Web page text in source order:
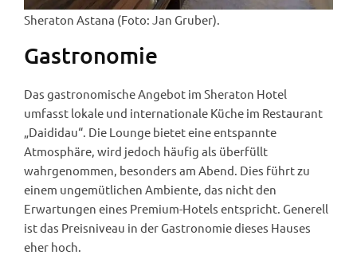
Sheraton Astana (Foto: Jan Gruber).
Gastronomie
Das gastronomische Angebot im Sheraton Hotel
umfasst lokale und internationale Küche im Restaurant
„Daididau“. Die Lounge bietet eine entspannte
Atmosphäre, wird jedoch häufig als überfüllt
wahrgenommen, besonders am Abend. Dies führt zu
einem ungemütlichen Ambiente, das nicht den
Erwartungen eines Premium-Hotels entspricht. Generell
ist das Preisniveau in der Gastronomie dieses Hauses
eher hoch.